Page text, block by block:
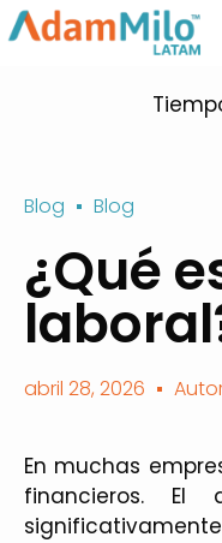
Blog Blog
¿Qué
abril 28, 2026
En muchas
financieros.